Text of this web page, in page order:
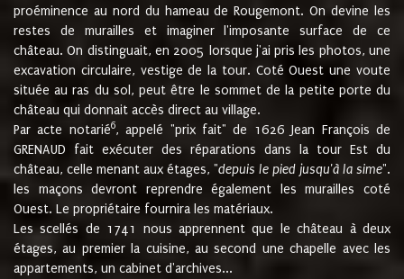
proéminence au nord du hameau de Rougemont. On devine les
restes de murailles et imaginer l'imposante surface de ce
château. On distinguait, en 2005 lorsque j'ai pris les photos, une
excavation circulaire, vestige de la tour. Coté Ouest une voute
située au ras du sol, peut être le sommet de la petite porte du
château qui donnait accès direct au village.
Par acte notarié6, appelé "prix fait" de 1626 Jean François de
GRENAUD fait exécuter des réparations dans la tour Est du
château, celle menant aux étages, "depuis le pied jusqu'à la sime".
les maçons devront reprendre également les murailles coté
Ouest. Le propriétaire fournira les matériaux.
Les scellés de 1741 nous apprennent que le château à deux
étages, au premier la cuisine, au second une chapelle avec les
appartements, un cabinet d'archives...